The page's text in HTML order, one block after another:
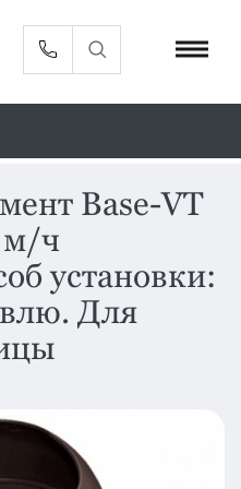
Профлист
Водосточная
Фасадные
панели
Смотреть
Base-VT
м/ч
установки:
Для